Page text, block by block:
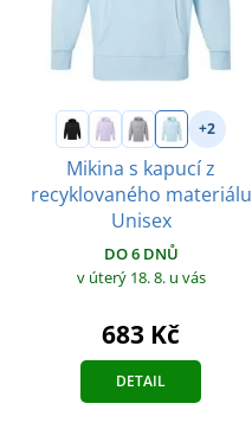
+2
Mikina s kapucí z
recyklovaného materiálu
Unisex
DO 6 DNŮ
v úterý 18. 8. u vás
683 Kč
DETAIL